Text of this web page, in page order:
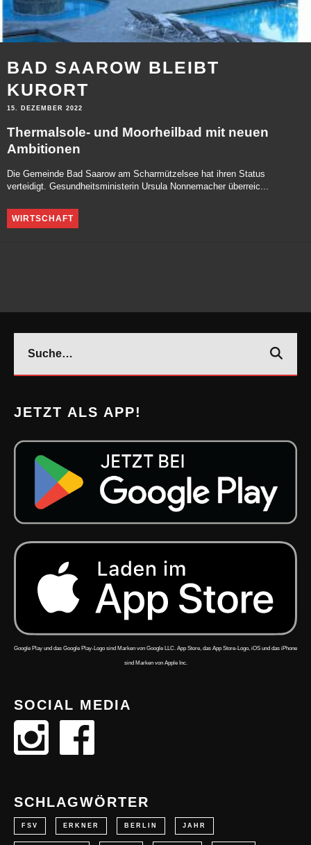
BAD SAAROW BLEIBT
KURORT
15. DEZEMBER 2022
Thermalsole- und Moorheilbad mit neuen
Ambitionen
Die Gemeinde Bad Saarow am Scharmützelsee hat ihren Status
verteidigt. Gesundheitsministerin Ursula Nonnemacher überreic...
WIRTSCHAFT
JETZT ALS APP!
Google Play und das Google Play-Logo sind Marken von Google LLC. App Store, das App Store-Logo, iOS und das iPhone
sind Marken von Apple Inc.
SOCIAL MEDIA
SCHLAGWÖRTER
FSV ERKNER BERLIN JAHR